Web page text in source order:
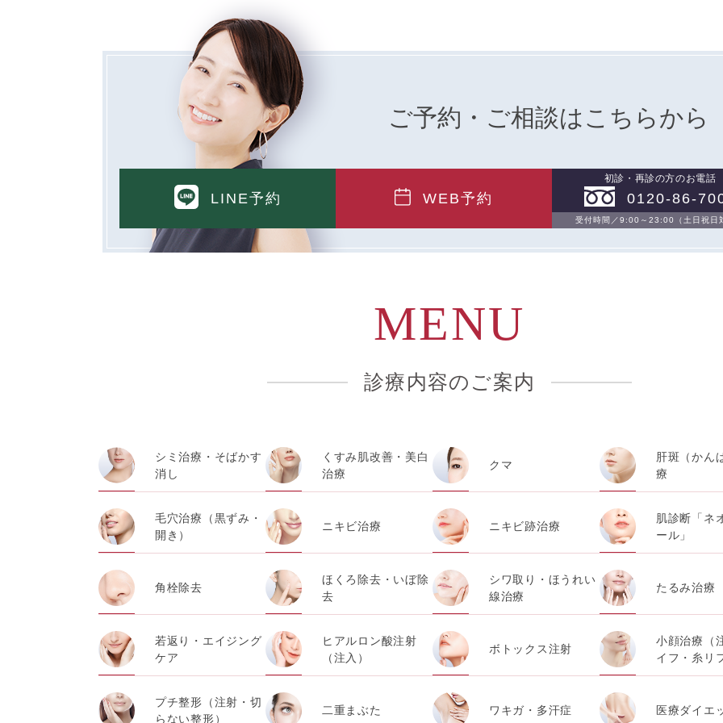
ご予約・ご相談はこちらから
LINE予約 WEB予約
初診・再診の方のお電話
0120-86-
受付時間／9:00～23:00（土日祝日
MENU
診療内容のご案内
シミ治療・そばかす
消し
くすみ肌改善・美白
治療
クマ
肝斑（かん
療
毛穴治療（黒ずみ・
開き）
ニキビ治療 ニキビ跡治療
肌診断「ネ
ール」
角栓除去
ほくろ除去・いぼ除
去
シワ取り・ほうれい
線治療
たるみ治療
若返り・エイジング
ケア
ヒアルロン酸注射
（注入）
ボトックス注射
小顔治療（
イフ・糸リ
プチ整形（注射・切
らない整形）
二重まぶた ワキガ・多汗症 医療ダイエ